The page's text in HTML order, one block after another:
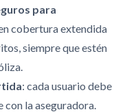
para
cobertura extendida
siempre que estén
: cada usuario debe
la aseguradora.